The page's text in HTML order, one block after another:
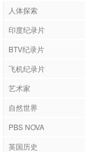
人体探索
印度纪录片
BTV纪录片
飞机纪录片
艺术家
自然世界
PBS NOVA
英国历史